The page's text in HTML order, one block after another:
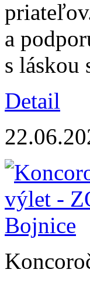
a
s láskou
Detail